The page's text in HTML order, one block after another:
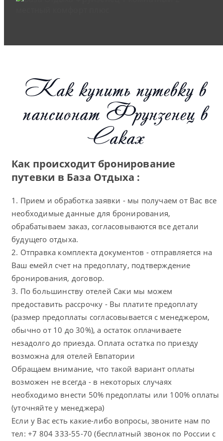
Как купить путевку в
пансионат Фрунзенец в
Саках
Как происходит бронирование
путевки в База Отдыха :
1. Прием и обработка заявки - мы получаем от Вас все
необходимые данные для бронирования,
обрабатываем заказ, согласовываются все детали
будущего отдыха.
2. Отправка комплекта документов - отправляется на
Ваш емейл счет на предоплату, подтверждение
бронирования, договор.
3. По большинству отелей Саки мы можем
предоставить рассрочку - Вы платите предоплату
(размер предоплаты согласовывается с менеджером,
обычно от 10 до 30%), а остаток оплачиваете
незадолго до приезда. Оплата остатка по приезду
возможна для отелей Евпатории
Обращаем внимание, что такой вариант оплаты
возможен не всегда - в некоторых случаях
необходимо внести 50% предоплаты или 100% оплаты
(уточняйте у менеджера)
Если у Вас есть какие-либо вопросы, звоните нам по
тел: +7 804 333-55-70 (бесплатный звонок по России с